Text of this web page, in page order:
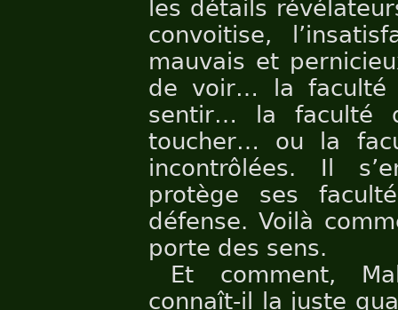
les détails
convoitise,
mauvais et
de voir… la faculté
sentir… la faculté
toucher… ou la
incontrôlées. Il
protège ses
défense. Voilà
porte des sens.
Et comment,
connaît-il la juste